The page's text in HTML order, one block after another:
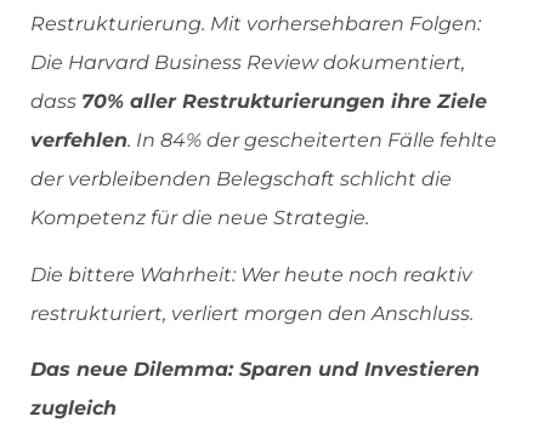
Restrukturierung. Mit vorhersehbaren Folgen:
Die Harvard Business Review dokumentiert,
dass 70% aller Restrukturierungen ihre Ziele
verfehlen. In 84% der gescheiterten Fälle fehlte
der verbleibenden Belegschaft schlicht die
Kompetenz für die neue Strategie.
Die bittere Wahrheit: Wer heute noch reaktiv
restrukturiert, verliert morgen den Anschluss.
Das neue Dilemma: Sparen und Investieren
zugleich